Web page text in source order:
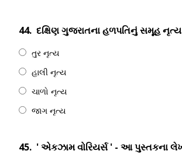
44. દક્ષિણ ગુજરાતના હળપતિનું સમૂહ
તુર નૃત્ય
હાલી નૃત્ય
ચાળો નૃત્ય
જાગ નૃત્ય
45. ' એકઝામ વોરિયર્સ ' - આ પુસ્તકના